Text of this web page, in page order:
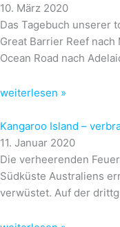
10. März 2020
Das Tagebuch unserer
Great Barrier Reef
Ocean Road nach
weiterlesen »
Kangaroo Island –
11. Januar 2020
Die verheerenden
Südküste Australiens
verwüstet. Auf der